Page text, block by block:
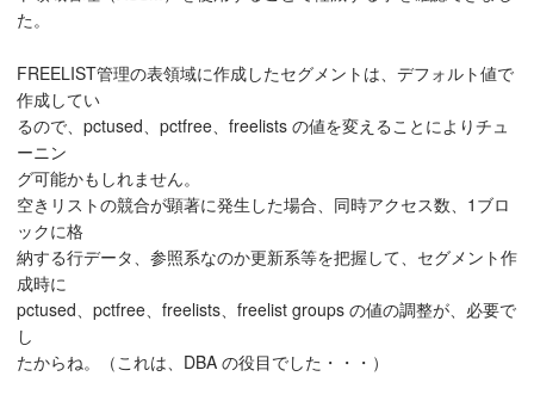
た。
FREELIST管理の表領域に作成したセグメントは、デフォルト値で
作成してい
るので、pctused、pctfree、freelists の値を変えることによりチュ
ーニン
グ可能かもしれません。
空きリストの競合が顕著に発生した場合、同時アクセス数、1ブロ
ックに格
納する行データ、参照系なのか更新系等を把握して、セグメント作
成時に
pctused、pctfree、freelists、freelist groups の値の調整が、必要で
し
たからね。（これは、DBA の役目でした・・・）